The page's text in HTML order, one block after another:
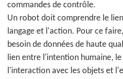
commandes de contrôle.
Un robot doit comprendre le
langage et l'action. Pour ce
besoin de données de haute
lien entre l'intention humaine,
l'interaction avec les objets et